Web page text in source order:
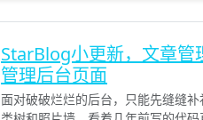
StarBlog小更新，文章
管理后台页面
面对破破烂烂的后台，只能先缝缝